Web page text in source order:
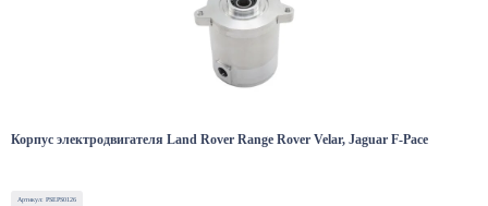
Корпус электродвигателя Land Rover Range Rover Velar, Jaguar F-Pace
Артикул: PSEPS0126